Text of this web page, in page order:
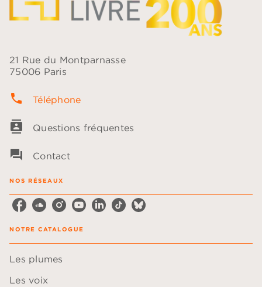
21 Rue du Montparnasse
75006 Paris
phone Téléphone
contacts Questions fréquentes
question_answer Contact
NOS RÉSEAUX
NOTRE CATALOGUE
Les plumes
Les voix